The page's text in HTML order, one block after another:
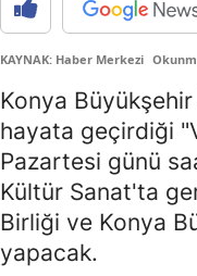
KAYNAK: Haber Merkezi
Konya
hayata geçirdiği
Pazartesi günü
Kültür Sanat'ta
Birliği ve Konya
yapacak.